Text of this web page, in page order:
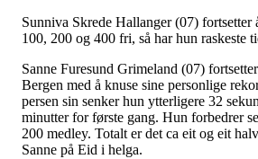
Sunniva Skrede Hallanger (07) fortsetter
100, 200 og 400 fri, så har hun raskeste
Sanne Furesund Grimeland (07)
Bergen med å knuse sine personlige
persen sin senker hun ytterligere 32
minutter for første gang. Hun forbedrer
200 medley. Totalt er det ca eit og eit
Sanne på Eid i helga.